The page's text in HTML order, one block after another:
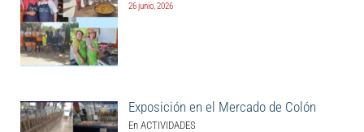
26 junio, 2026
Exposición en el Mercado de Colón
En ACTIVIDADES